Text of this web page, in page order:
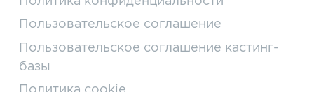
Пользовательское соглашение
Пользовательское соглашение кастинг-
базы
Политика cookie